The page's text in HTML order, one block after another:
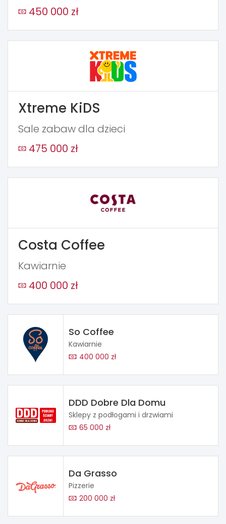
450 000 zł
Xtreme KiDS
Sale zabaw dla dzieci
475 000 zł
Costa Coffee
Kawiarnie
400 000 zł
So Coffee
Kawiarnie
400 000 zł
DDD Dobre Dla Domu
Sklepy z podłogami i drzwiami
65 000 zł
Da Grasso
Pizzerie
200 000 zł